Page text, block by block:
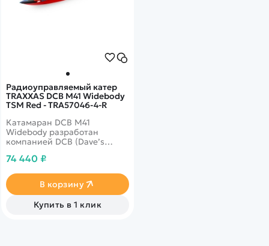
Радиоуправляемый катер
TRAXXAS DCB M41 Widebody
TSM Red - TRA57046-4-R
Катамаран DCB M41
Widebody разработан
компанией DCB (Dave’s
Дейвом Хеммингсоном.
моделью в серии DCB M-
Series.
74 440 ₽
В корзину
Купить в 1 клик